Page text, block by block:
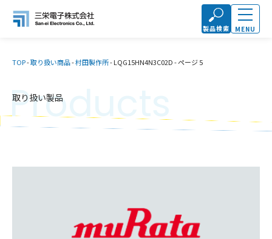
製品検索 MENU
TOP-取り扱い商品-村田製作所-LQG15HN4N3C02D-ページ 5
取り扱い製品
Products